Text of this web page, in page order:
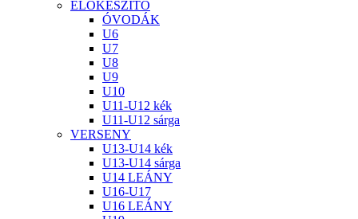
ELŐKÉSZÍTŐ
ÓVODÁK
U6
U7
U8
U9
U10
U11-U12 kék
U11-U12 sárga
VERSENY
U13-U14 kék
U13-U14 sárga
U14 LEÁNY
U16-U17
U16 LEÁNY